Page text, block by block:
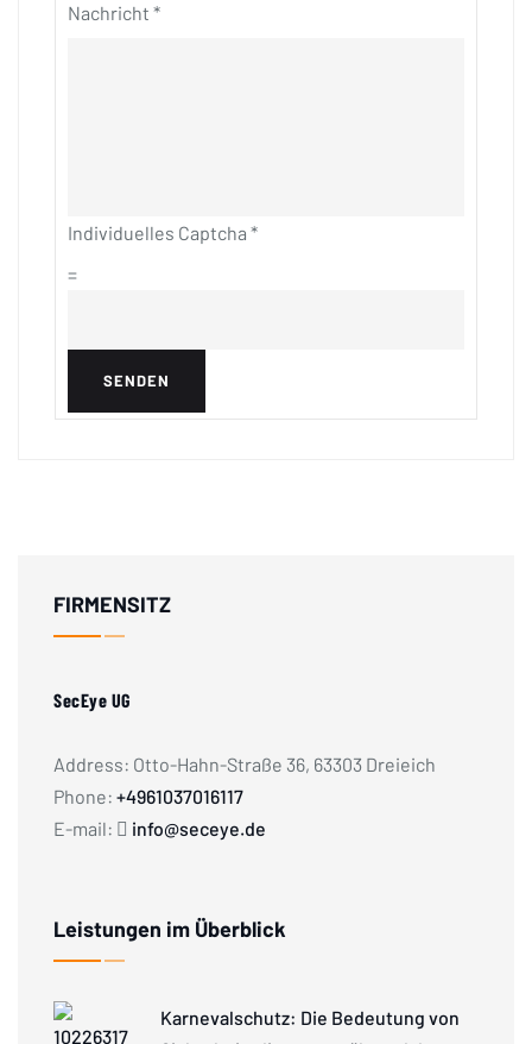
Nachricht *
Individuelles Captcha *
=
SENDEN
FIRMENSITZ
SecEye UG
Address: Otto-Hahn-Straße 36, 63303 Dreieich
Phone: +4961037016117
E-mail:
info@seceye.de
Leistungen im Überblick
Karnevalschutz: Die Bedeutung von